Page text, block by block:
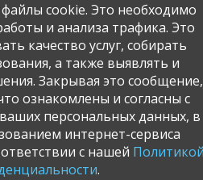
Краснодарского
файлы cookie. Это необходимо
и анализа трафика. Это
качество услуг, собирать
а также выявлять и
Закрывая это сообщение,
ознакомлены и согласны с
персональных данных, в
интернет-сервиса
с нашей
.